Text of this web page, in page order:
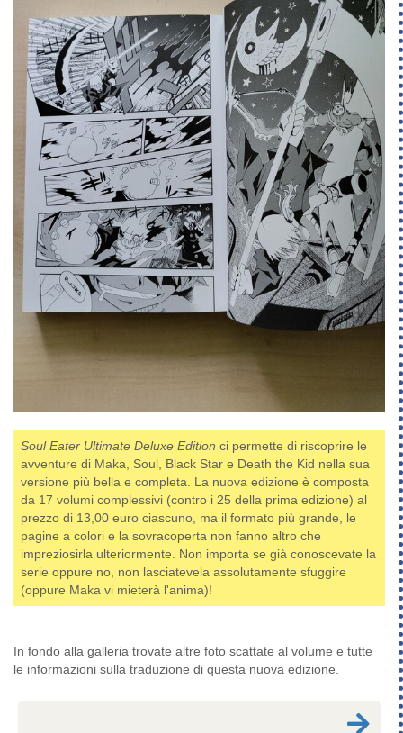
Soul Eater Ultimate Deluxe Edition ci permette di riscoprire le
avventure di Maka, Soul, Black Star e Death the Kid nella sua
versione più bella e completa. La nuova edizione è composta
da 17 volumi complessivi (contro i 25 della prima edizione) al
prezzo di 13,00 euro ciascuno, ma il formato più grande, le
pagine a colori e la sovracoperta non fanno altro che
impreziosirla ulteriormente. Non importa se già conoscevate la
serie oppure no, non lasciatevela assolutamente sfuggire
(oppure Maka vi mieterà l'anima)!
In fondo alla galleria trovate altre foto scattate al volume e tutte
le informazioni sulla traduzione di questa nuova edizione.